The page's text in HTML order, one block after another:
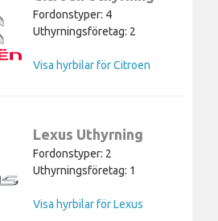
Fordonstyper: 4
Uthyrningsföretag: 2
Visa hyrbilar för Citroen
Lexus Uthyrning
Fordonstyper: 2
Uthyrningsföretag: 1
Visa hyrbilar för Lexus